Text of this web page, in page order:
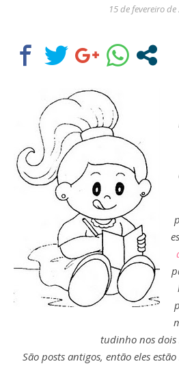
15 de fevereiro
tudinho nos dois
São posts antigos, então eles
Assine nossa
Receba as novidades
seu e-mail.